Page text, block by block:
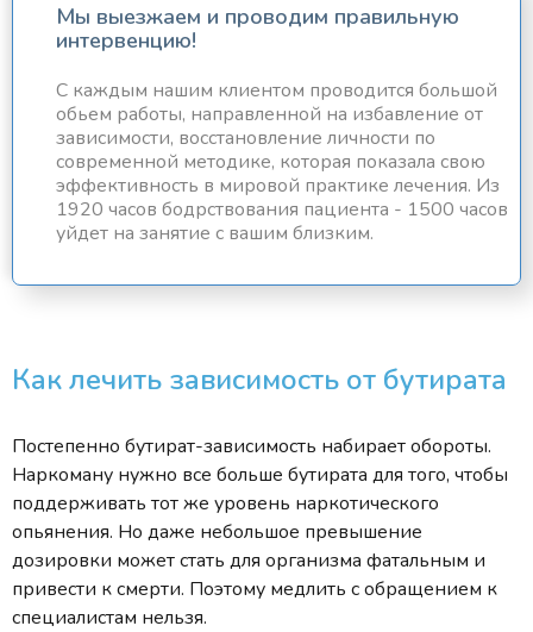
Мы выезжаем и проводим правильную
интервенцию!
С каждым нашим клиентом проводится большой
обьем работы, направленной на избавление от
зависимости, восстановление личности по
современной методике, которая показала свою
эффективность в мировой практике лечения. Из
1920 часов бодрствования пациента - 1500 часов
уйдет на занятие с вашим близким.
Как лечить зависимость от бутирата
Постепенно бутират-зависимость набирает обороты.
Наркоману нужно все больше бутирата для того, чтобы
поддерживать тот же уровень наркотического
опьянения. Но даже небольшое превышение
дозировки может стать для организма фатальным и
привести к смерти. Поэтому медлить с обращением к
специалистам нельзя.